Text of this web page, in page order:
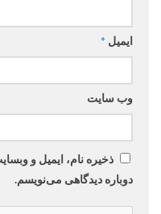
ایمیل *
وب‌ سایت
ذخیره نام، ایمیل و
دوباره دیدگاهی می‌نویسم.